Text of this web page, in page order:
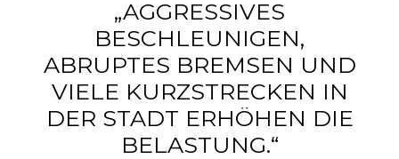
„AGGRESSIVES
BESCHLEUNIGEN,
ABRUPTES BREMSEN UND
VIELE KURZSTRECKEN IN
DER STADT ERHÖHEN DIE
BELASTUNG.“